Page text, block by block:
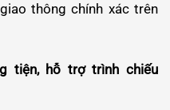
thông chính xác trên
tiện, hỗ trợ trình chiếu